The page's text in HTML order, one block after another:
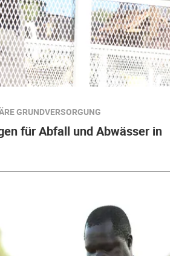
GRUNDVERSORGUNG
für Abfall und Abwässer in